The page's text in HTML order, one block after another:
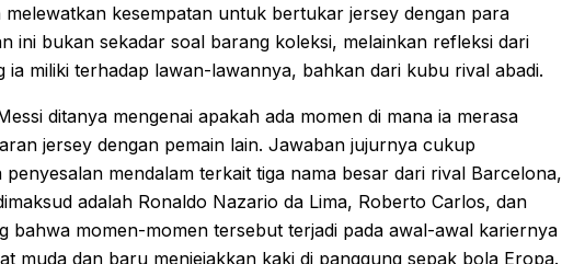
kesempatan untuk bertukar jersey dengan para
ini bukan sekadar soal barang koleksi, melainkan refleksi dari
ia miliki terhadap lawan-lawannya, bahkan dari kubu rival abadi.
ditanya mengenai apakah ada momen di mana ia merasa
jersey dengan pemain lain. Jawaban jujurnya cukup
mendalam terkait tiga nama besar dari rival Barcelona,
adalah Ronaldo Nazario da Lima, Roberto Carlos, dan
bahwa momen-momen tersebut terjadi pada awal-awal kariernya
muda dan baru menjejakkan kaki di panggung sepak bola Eropa.